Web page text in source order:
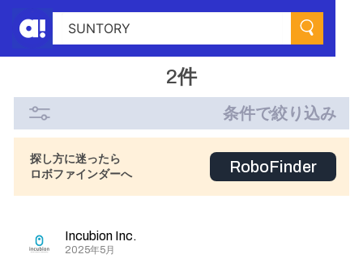
2件
条件で絞り込み
探し方に迷ったら
ロボファインダーへ
RoboFinder
Incubion Inc.
2025年5月